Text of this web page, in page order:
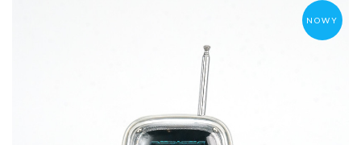
NOWY